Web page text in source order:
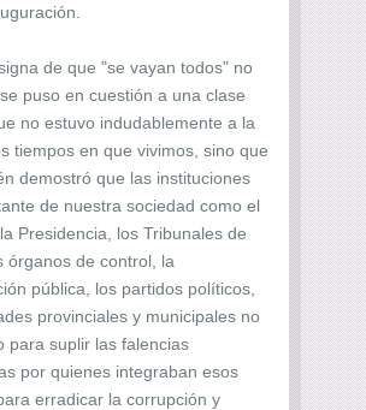
de que "se vayan todos" no
puso en cuestión a una clase
no estuvo indudablemente a la
tiempos en que vivimos, sino que
demostró que las instituciones
de nuestra sociedad como el
Presidencia, los Tribunales de
órganos de control, la
pública, los partidos políticos,
provinciales y municipales no
para suplir las falencias
por quienes integraban esos
erradicar la corrupción y